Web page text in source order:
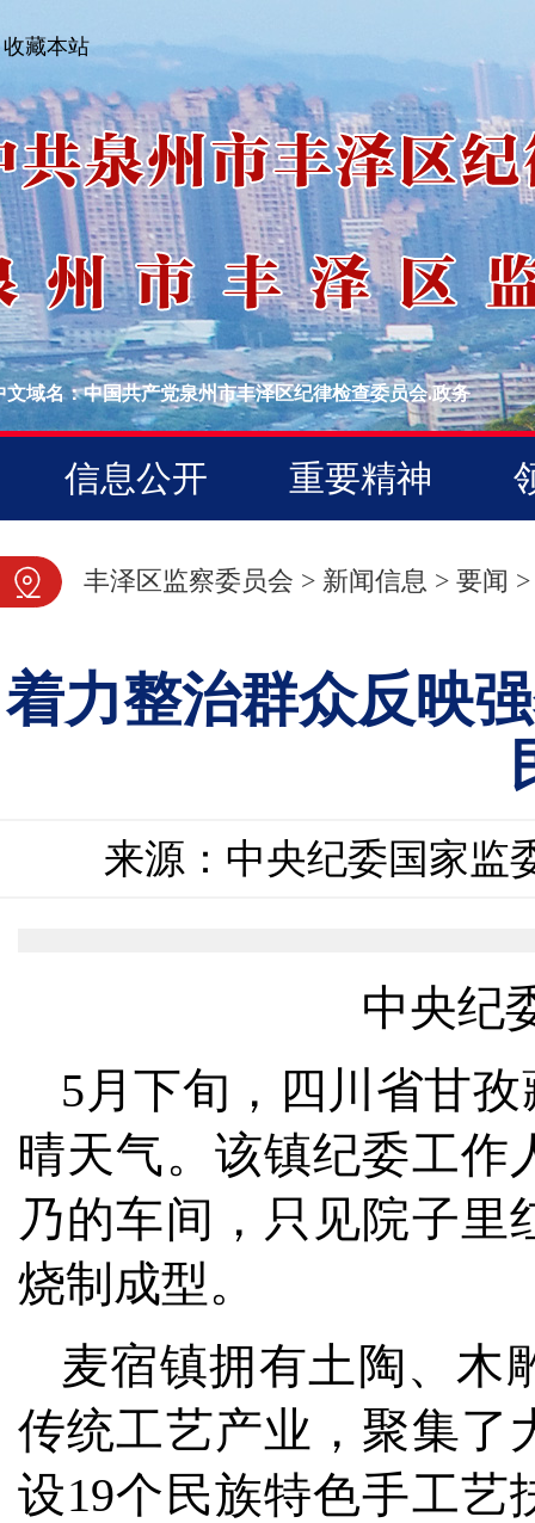
收藏本站
文域名：中国共产党泉州市丰泽区纪律检查委员会.政务
信息公开 重要精神
图片新闻
丰泽区监察委员会 > 新闻信息 > 要闻 >
着力整治群众反映
来源：中央纪委国家监
中央纪
5月下旬，四川省甘
晴天气。该镇纪委工作
乃的车间，只见院子里
烧制成型。
麦宿镇拥有土陶、木
传统工艺产业，聚集了
设19个民族特色手工艺